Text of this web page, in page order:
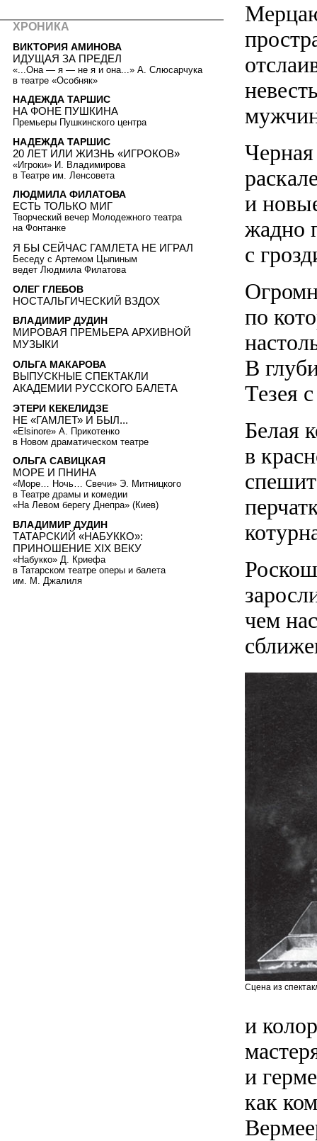
Черная
и
жадно
с
по
В
Тезея
Белая
в
чем
Сцена из
и
и
как
ХРОНИКА
ВИКТОРИЯ АМИНОВА
ИДУЩАЯ ЗА ПРЕДЕЛ
«...Она — я — не я и она...» А. Слюсарчука
в театре «Особняк»
НАДЕЖДА ТАРШИС
НА ФОНЕ ПУШКИНА
Премьеры Пушкинского центра
НАДЕЖДА ТАРШИС
20 ЛЕТ ИЛИ ЖИЗНЬ «ИГРОКОВ»
«Игроки» И. Владимирова
в Театре им. Ленсовета
ЛЮДМИЛА ФИЛАТОВА
ЕСТЬ ТОЛЬКО МИГ
Творческий вечер Молодежного театра
на Фонтанке
Я БЫ СЕЙЧАС ГАМЛЕТА НЕ ИГРАЛ
Беседу с Артемом Цыпиным
ведет Людмила Филатова
ОЛЕГ ГЛЕБОВ
НОСТАЛЬГИЧЕСКИЙ ВЗДОХ
ВЛАДИМИР ДУДИН
МИРОВАЯ ПРЕМЬЕРА АРХИВНОЙ
МУЗЫКИ
ОЛЬГА МАКАРОВА
ВЫПУСКНЫЕ СПЕКТАКЛИ
АКАДЕМИИ РУССКОГО БАЛЕТА
ЭТЕРИ КЕКЕЛИДЗЕ
НЕ «ГАМЛЕТ» И БЫЛ...
«Elsinore» А. Прикотенко
в Новом драматическом театре
ОЛЬГА САВИЦКАЯ
МОРЕ И ПНИНА
«Море… Ночь… Свечи» Э. Митницкого
в Театре драмы и комедии
«На Левом берегу Днепра» (Киев)
ВЛАДИМИР ДУДИН
ТАТАРСКИЙ «НАБУККО»:
ПРИНОШЕНИЕ XIX ВЕКУ
«Набукко» Д. Криефа
в Татарском театре оперы и балета
им. М. Джалиля